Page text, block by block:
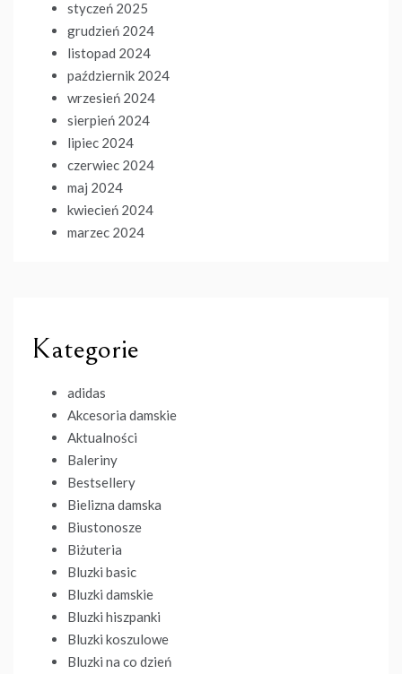
styczeń 2025
grudzień 2024
listopad 2024
październik 2024
wrzesień 2024
sierpień 2024
lipiec 2024
czerwiec 2024
maj 2024
kwiecień 2024
marzec 2024
Kategorie
adidas
Akcesoria damskie
Aktualności
Baleriny
Bestsellery
Bielizna damska
Biustonosze
Biżuteria
Bluzki basic
Bluzki damskie
Bluzki hiszpanki
Bluzki koszulowe
Bluzki na co dzień